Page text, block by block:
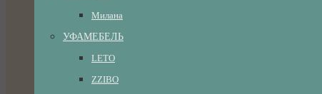
Милана
УФАМЕБЕЛЬ
LETO
ZZIBO